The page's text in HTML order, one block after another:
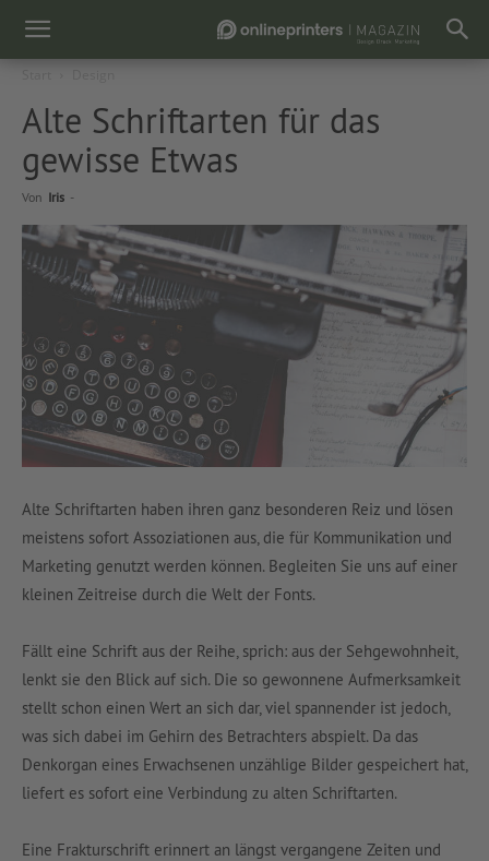
Alte Schriftarten für das
gewisse Etwas
Von Iris -
Alte Schriftarten haben ihren ganz besonderen Reiz und lösen
meistens sofort Assoziationen aus, die für Kommunikation und
Marketing genutzt werden können. Begleiten Sie uns auf einer
kleinen Zeitreise durch die Welt der Fonts.
Fällt eine Schrift aus der Reihe, sprich: aus der Sehgewohnheit,
lenkt sie den Blick auf sich. Die so gewonnene Aufmerksamkeit
stellt schon einen Wert an sich dar, viel spannender ist jedoch,
was sich dabei im Gehirn des Betrachters abspielt. Da das
Denkorgan eines Erwachsenen unzählige Bilder gespeichert hat,
liefert es sofort eine Verbindung zu alten Schriftarten.
Eine Frakturschrift erinnert an längst vergangene Zeiten und